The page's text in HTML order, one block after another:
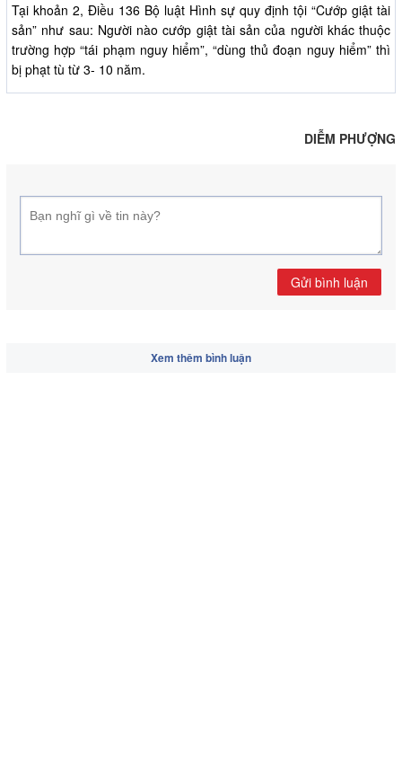
Tại khoản 2, Điều 136 Bộ luật Hình sự quy định tội “Cướp giật tài
sản” như sau: Người nào cướp giật tài sản của người khác thuộc
trường hợp “tái phạm nguy hiểm”, “dùng thủ đoạn nguy hiểm” thì
bị phạt tù từ 3- 10 năm.
DIỄM PHƯỢNG
Gửi bình luận
Xem thêm bình luận